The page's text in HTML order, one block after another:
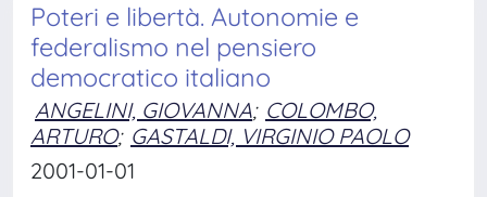
Poteri e libertà. Autonomie e
federalismo nel pensiero
democratico italiano
ANGELINI, GIOVANNA; COLOMBO,
ARTURO; GASTALDI, VIRGINIO PAOLO
2001-01-01